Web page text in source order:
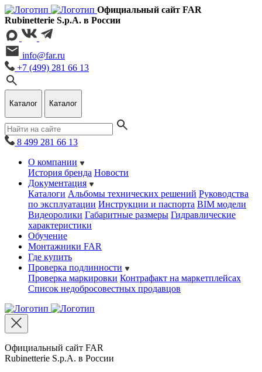
Официальный сайт FAR
Rubinetterie S.p.A. в России
info@far.ru
+7 (499) 281 66 13
Каталог Каталог
8 499 281 66 13
О компании
История бренда Новости
Документация
Каталоги Альбомы технических решений Руководства
по эксплуатации Инструкции и паспорта BIM модели
Видеоролики Габаритные размеры Гидравлические
характеристики
Обучение
Монтажники FAR
Где купить
Проверка подлинности
Проверка маркировки Контрафакт на маркетплейсах
Cписок недобросовестных продавцов
Официальный сайт FAR
Rubinetterie S.p.A. в России